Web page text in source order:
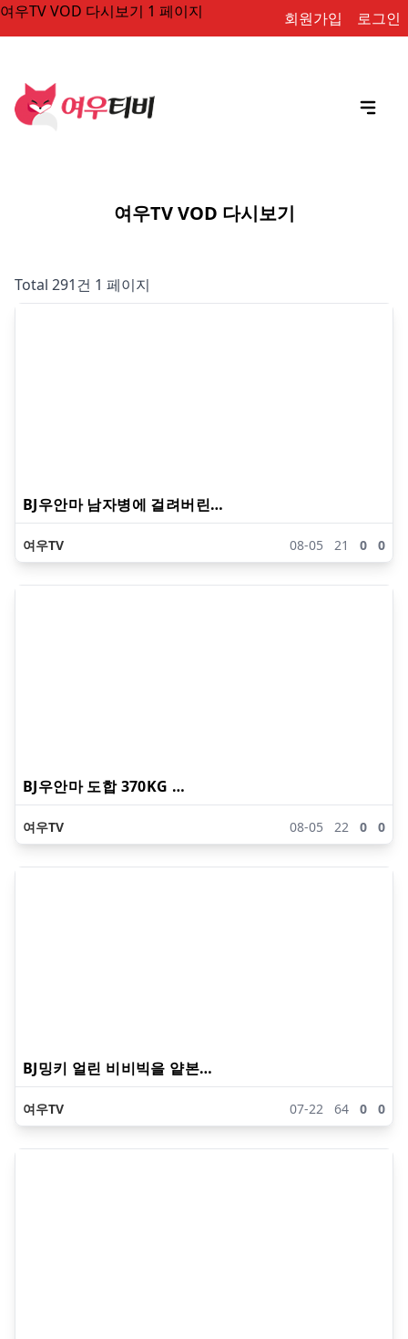
여우TV VOD 다시보기 1 페이지 회원가입 로그인
여우TV VOD 다시보기
Total 291건 1 페이지
BJ우안마 남자병에 걸려버린…
여우TV 08-05 21 0 0
BJ우안마 도합 370KG …
여우TV 08-05 22 0 0
BJ밍키 얼린 비비빅을 얕본…
여우TV 07-22 64 0 0